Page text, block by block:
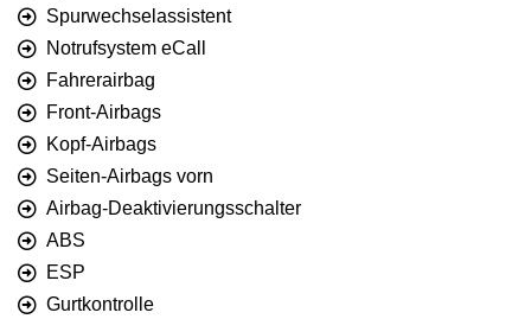
Spurwechselassistent
Notrufsystem eCall
Fahrerairbag
Front-Airbags
Kopf-Airbags
Seiten-Airbags vorn
Airbag-Deaktivierungsschalter
ABS
ESP
Gurtkontrolle